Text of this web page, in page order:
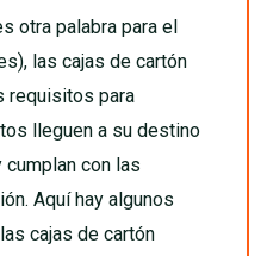
otra palabra para el
las cajas de cartón
requisitos para
lleguen a su destino
con las
Aquí hay algunos
cajas de cartón